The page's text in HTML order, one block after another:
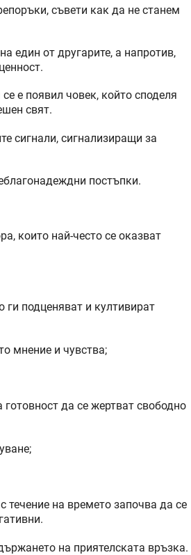
съвети как да не станем
един от другарите, а напротив,
е появил човек, който споделя
свят.
сигнали, сигнализиращи за
постъпки.
които най-често се оказват
ги подценяват и култивират
мнение и чувства;
да се жертват свободно
течение на времето започва да се
на приятелската връзка.